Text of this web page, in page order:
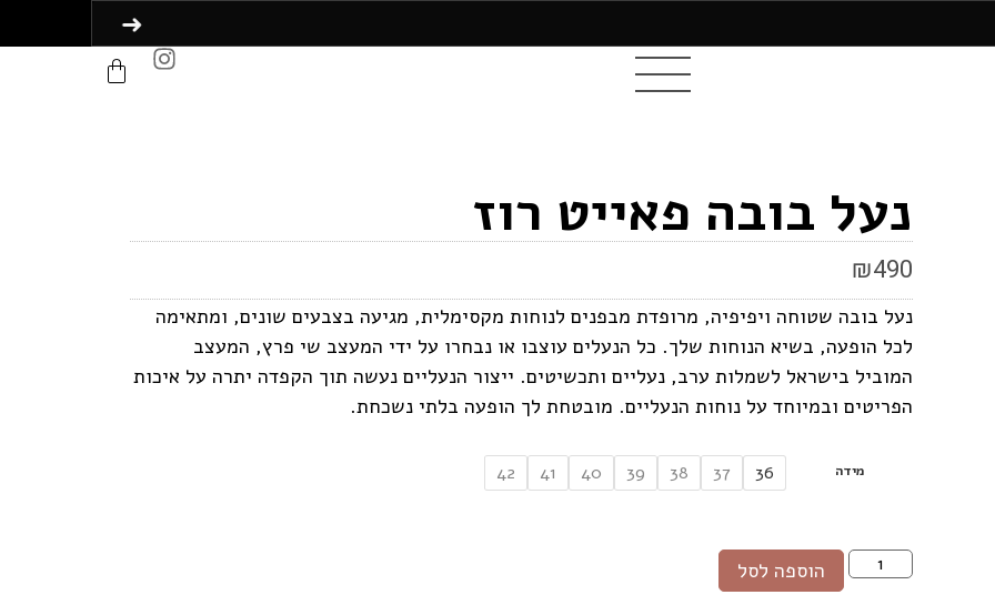
נעל בובה פאייט רוז
₪490
נעל בובה שטוחה ויפיפיה, מרופדת מבפנים לנוחות מקסימלית, מגיעה בצבעים שונים, ומתאימה
לכל הופעה, בשיא הנוחות שלך. כל הנעלים עוצבו או נבחרו על ידי המעצב שי פרץ, המעצב
המוביל בישראל לשמלות ערב, נעליים ותכשיטים. ייצור הנעליים נעשה תוך הקפדה יתרה על איכות
הפריטים ובמיוחד על נוחות הנעליים. מובטחת לך הופעה בלתי נשכחת.
מידה 36
37
38
39
40
41
42
הוספה לסל